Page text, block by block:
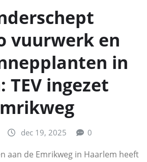
vuurwerk en
in
TEV ingezet
dec 19, 2025 0
aan de Emrikweg in Haarlem heeft